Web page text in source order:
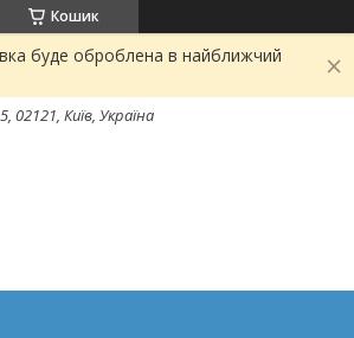
Кошик
буде оброблена в найближчий
02121, Київ, Україна